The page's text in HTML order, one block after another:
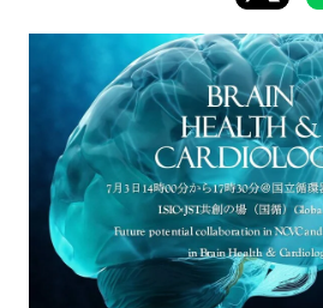
プログラム
インタビュー・コラム
ニュース・掲示板